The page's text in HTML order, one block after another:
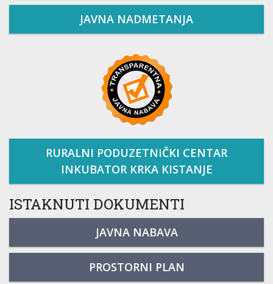
JAVNA NADMETANJA
RURALNI PODUZETNIČKI CENTAR
INKUBATOR KRKA KISTANJE
ISTAKNUTI DOKUMENTI
JAVNA NABAVA
PROSTORNI PLAN